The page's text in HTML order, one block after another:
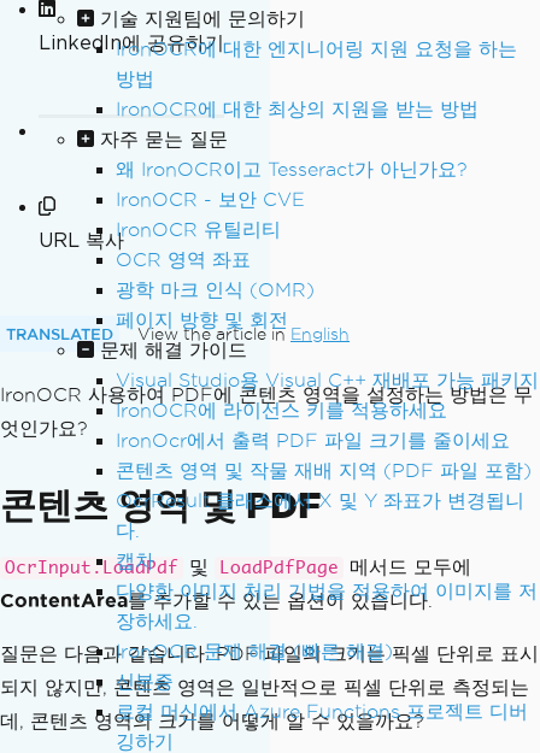
기술 지원팀에 문의하기
IronOCR에 대한 엔지니어링 지원 요청을 하는
방법
IronOCR에 대한 최상의 지원을 받는 방법
자주 묻는 질문
왜 IronOCR이고 Tesseract가 아닌가요?
IronOCR - 보안 CVE
IronOCR 유틸리티
OCR 영역 좌표
광학 마크 인식 (OMR)
페이지 방향 및 회전
문제 해결 가이드
Visual Studio용 Visual C++ 재배포 가능 패키지
IronOCR에 라이선스 키를 적용하세요
IronOcr에서 출력 PDF 파일 크기를 줄이세요
콘텐츠 영역 및 작물 재배 지역 (PDF 파일 포함)
OcrResult 클래스에서 X 및 Y 좌표가 변경됩니
다.
캡차
다양한 이미지 처리 기법을 적용하여 이미지를 저
장하세요.
IronOCR 문제 해결 (빠른 해결)
신분증
로컬 머신에서 Azure Functions 프로젝트 디버
깅하기
LinkedIn에 공유하기
URL 복사
TRANSLATED View the article in English
IronOCR 사용하여 PDF에 콘텐츠 영역을 설정하는 방법은 무
엇인가요?
콘텐츠 영역 및 PDF
OcrInput.LoadPdf 및 LoadPdfPage
메서드 모두에
ContentArea를 추가할 수 있는 옵션이 있습니다.
질문은 다음과 같습니다. PDF 파일의 크기는 픽셀 단위로 표시
되지 않지만, 콘텐츠 영역은 일반적으로 픽셀 단위로 측정되는
데, 콘텐츠 영역의 크기를 어떻게 알 수 있을까요?